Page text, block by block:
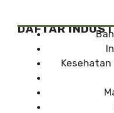
DAFTAR